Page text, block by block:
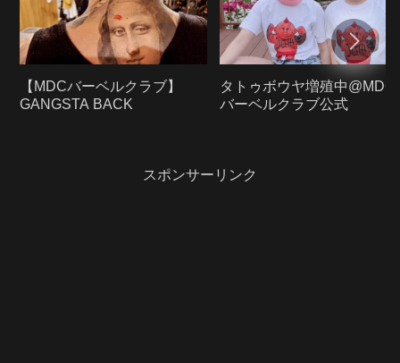
【MDCバーベルクラブ】
GANGSTA BACK
タトゥボウヤ増殖中@MDC
バーベルクラブ公式
スポンサーリンク